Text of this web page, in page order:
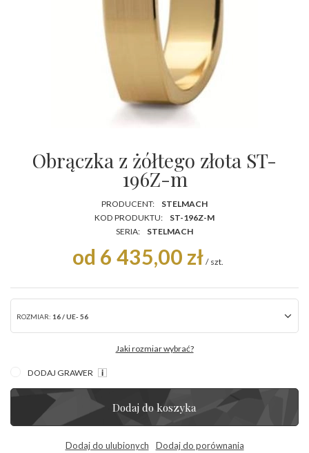
Obrączka z żółtego złota ST-
196Z-m
PRODUCENT:
STELMACH
KOD PRODUKTU:
ST-196Z-M
SERIA:
STELMACH
od 6 435,00 zł / szt.
ROZMIAR: 16 / UE- 56
Jaki rozmiar wybrać?
DODAJ GRAWER
Dodaj do koszyka
Dodaj do ulubionych Dodaj do porównania